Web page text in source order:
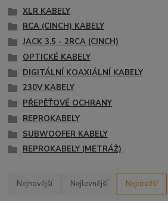
XLR KABELY
RCA (CINCH) KABELY
JACK 3,5 - 2RCA (CINCH)
OPTICKÉ KABELY
DIGITÁLNÍ KOAXIÁLNÍ KABELY
230V KABELY
PŘEPĚŤOVÉ OCHRANY
REPROKABELY
SUBWOOFER KABELY
REPROKABELY (METRÁŽ)
Nejnovější Nejlevnější Nejdražší